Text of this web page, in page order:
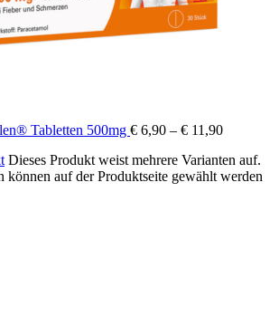
Tabletten 500mg € 6,90 – € 11,90
Dieses Produkt weist mehrere Varianten auf.
können auf der Produktseite gewählt werden